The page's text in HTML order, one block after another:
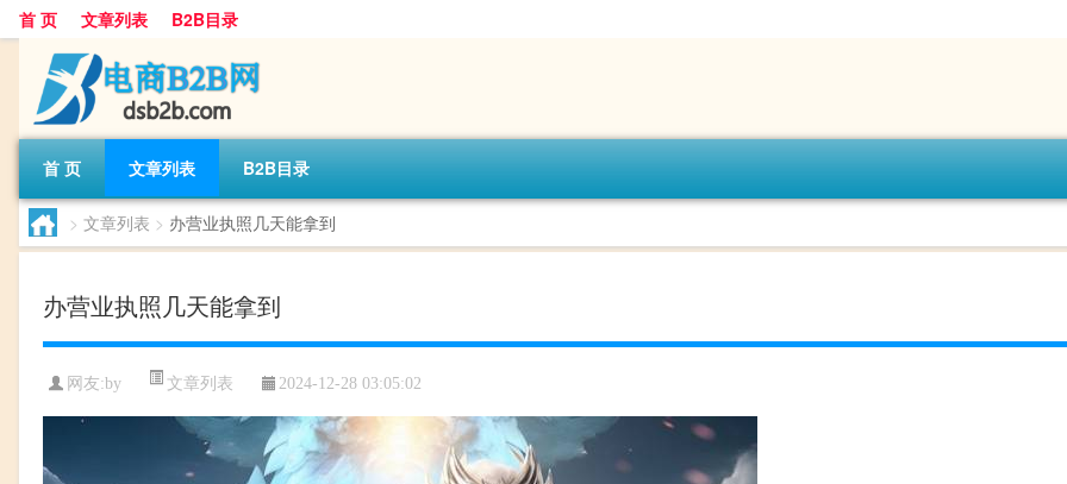
首 页 文章列表 B2B目录
首 页 文章列表 B2B目录
> 文章列表 > 办营业执照几天能拿到
办营业执照几天能拿到
网友:by 文章列表 2024-12-28 03:05:02